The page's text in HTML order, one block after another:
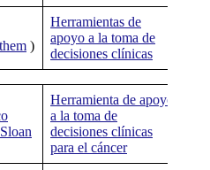
)
Herramientas de
apoyo a la toma de
decisiones clínicas
Herramienta de apoyo
a la toma de
decisiones clínicas
para el cáncer